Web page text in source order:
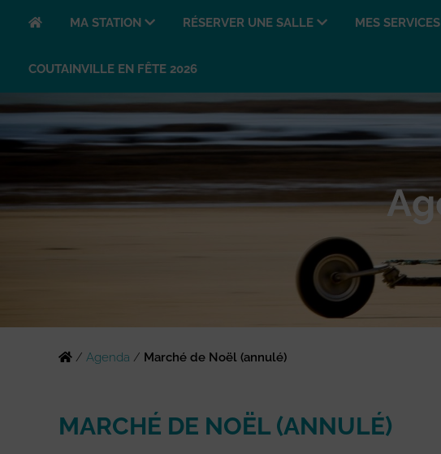
MA STATION RÉSERVER UNE SALLE MES SERVICES
COUTAINVILLE EN FÊTE 2026
/ Agenda / Marché de Noël (annulé)
MARCHÉ DE NOËL (ANNULÉ)